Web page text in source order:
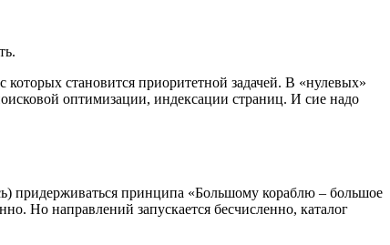
становится приоритетной задачей. В «нулевых»
оптимизации, индексации страниц. И сие надо
придерживаться принципа «Большому кораблю – большое
Но направлений запускается бесчисленно, каталог